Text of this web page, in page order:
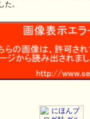
た。